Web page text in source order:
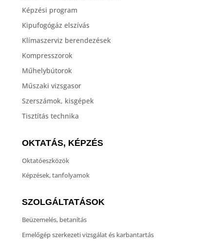
Képzési program
Kipufogógáz elszívás
Klímaszerviz berendezések
Kompresszorok
Műhelybútorok
Műszaki vizsgasor
Szerszámok, kisgépek
Tisztítás technika
OKTATÁS, KÉPZÉS
Oktatóeszközök
Képzések, tanfolyamok
SZOLGÁLTATÁSOK
Beüzemelés, betanítás
Emelőgép szerkezeti vizsgálat és karbantartás